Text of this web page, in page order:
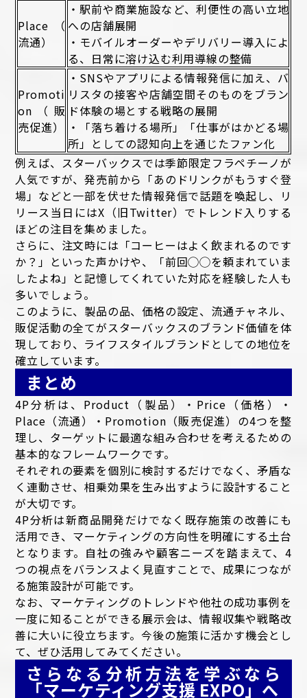
Place（
流通）
・駅前や商業施設など、利便性の高い立地
への店舗展開
・モバイルオーダーやデリバリー導入によ
る、日常に溶け込む利用導線の整備
Promoti
on（販
売促進）
・SNSやアプリによる情報発信に加え、バ
リスタの接客や店舗空間そのものをブラン
ド体験の場とする戦略の展開
・「落ち着ける場所」「仕事がはかどる場
所」としての認知向上を通じたファン化
例えば、スターバックスでは季節限定フラペチーノが
人気ですが、発売前から「あのドリンクがもうすぐ登
場」などと一部を伏せた情報発信で話題を喚起し、リ
リース当日にはX（旧Twitter）でトレンド入りする
ほどの注目を集めました。
さらに、注文時には「コーヒーはよく飲まれるのです
か？」といった声かけや、「前回◯◯を頼まれていま
したよね」と記憶してくれていた対応を経験した人も
多いでしょう。
このように、製品の品、価格の設定、流通チャネル、
販促活動の全てがスターバックスのブランド価値を体
現しており、ライフスタイルブランドとしての地位を
確立しています。
まとめ
4P分析は、Product（製品）・Price（価格）・
Place（流通）・Promotion（販売促進）の4つを整
理し、ターゲットに最適な組み合わせを考えるための
基本的なフレームワークです。
それぞれの要素を個別に検討するだけでなく、矛盾な
く連動させ、相乗効果を生み出すように設計すること
が大切です。
4P分析は新商品開発だけでなく既存施策の改善にも
活用でき、マーケティングの方向性を明確にする土台
となります。自社の強みや顧客ニーズを踏まえて、4
つの視点をバランスよく見直すことで、成果につなが
る施策設計が可能です。
なお、マーケティングのトレンドや他社の成功事例を
一度に知ることができる展示会は、情報収集や戦略改
善に大いに役立ちます。今後の施策に活かす機会とし
て、ぜひ活用してみてください。
さらなる分析方法を学ぶなら
「マーケティング支援 EXPO」へ